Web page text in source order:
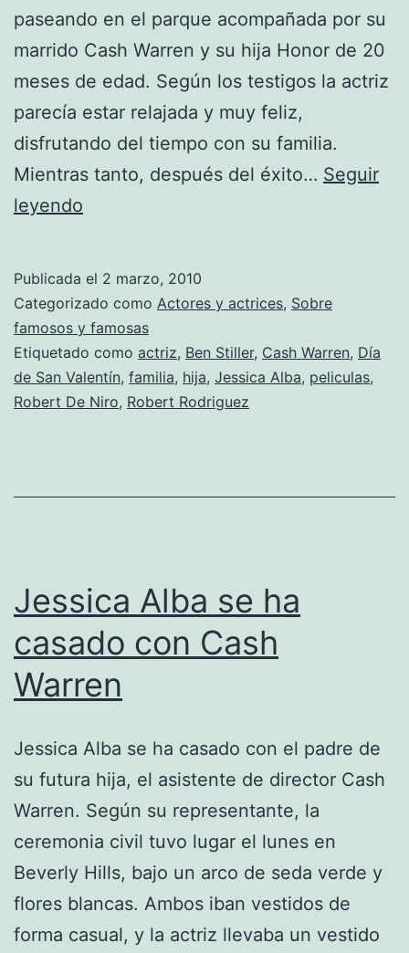
paseando en el parque acompañada por su
marrido Cash Warren y su hija Honor de 20
meses de edad. Según los testigos la actriz
parecía estar relajada y muy feliz,
disfrutando del tiempo con su familia.
Mientras tanto, después del éxito… Seguir
leyendo
paseo
con
Honor
Publicada el 2 marzo, 2010
Categorizado como Actores y actrices, Sobre
famosos y famosas
Etiquetado como actriz, Ben Stiller, Cash Warren, Día
de San Valentín, familia, hija, Jessica Alba, peliculas,
Robert De Niro, Robert Rodriguez
Jessica Alba se ha
casado con Cash
Warren
Jessica Alba se ha casado con el padre de
su futura hija, el asistente de director Cash
Warren. Según su representante, la
ceremonia civil tuvo lugar el lunes en
Beverly Hills, bajo un arco de seda verde y
flores blancas. Ambos iban vestidos de
forma casual, y la actriz llevaba un vestido